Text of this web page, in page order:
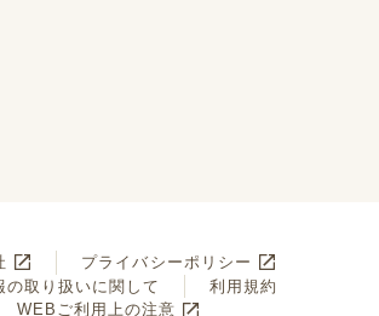
プライバシーポリシー
の取り扱いに関して
利用規約
WEBご利用上の注意